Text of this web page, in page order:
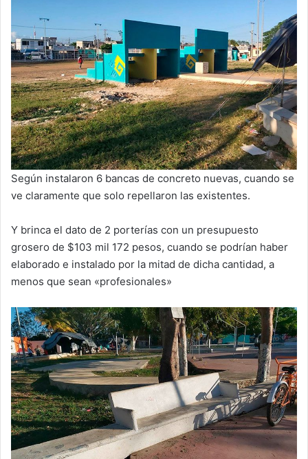
Según instalaron 6 bancas de concreto nuevas, cuando se
ve claramente que solo repellaron las existentes.
Y brinca el dato de 2 porterías con un presupuesto
grosero de $103 mil 172 pesos, cuando se podrían haber
elaborado e instalado por la mitad de dicha cantidad, a
menos que sean «profesionales»